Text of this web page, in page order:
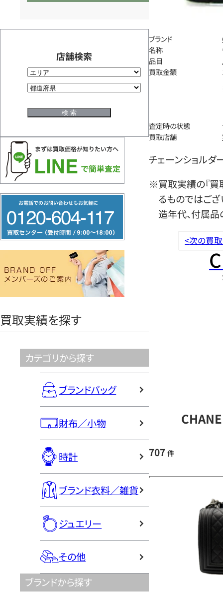
店舗検索
リ
ー
ヤ
買取実績を探す
カテゴリから探す
ブランドバッグ
財布／小物
時計
ブランド衣料／雑貨
ジュエリー
その他
ブランドから探す
ブランド
名称
品目
買取金額
査定時の状態
買取店舗
チェーンショルダ
※買取実績の『買
るものではござ
造年代、付属品
<次の買
707 件